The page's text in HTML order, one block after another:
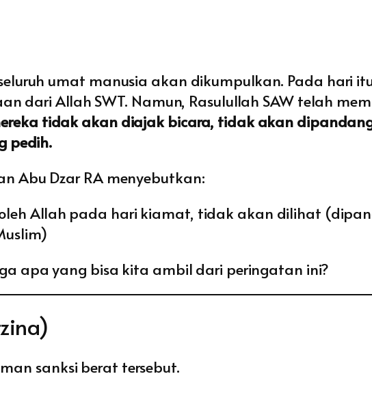
umat manusia akan dikumpulkan. Pada hari
dari Allah SWT. Namun, Rasulullah SAW telah
tidak akan diajak bicara, tidak akan
pedih.
Abu Dzar RA menyebutkan:
Allah pada hari kiamat, tidak akan dilihat
apa yang bisa kita ambil dari peringatan ini?
sanksi berat tersebut.